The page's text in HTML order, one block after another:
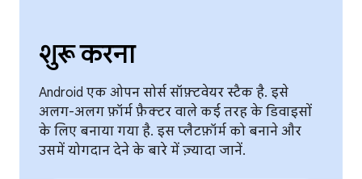
शुरू करना
Android एक ओपन सोर्स सॉफ़्टवेयर स्टैक है. इसे
अलग-अलग फ़ॉर्म फ़ैक्टर वाले कई तरह के डिवाइसों
के लिए बनाया गया है. इस प्लैटफ़ॉर्म को बनाने और
उसमें योगदान देने के बारे में ज़्यादा जानें.